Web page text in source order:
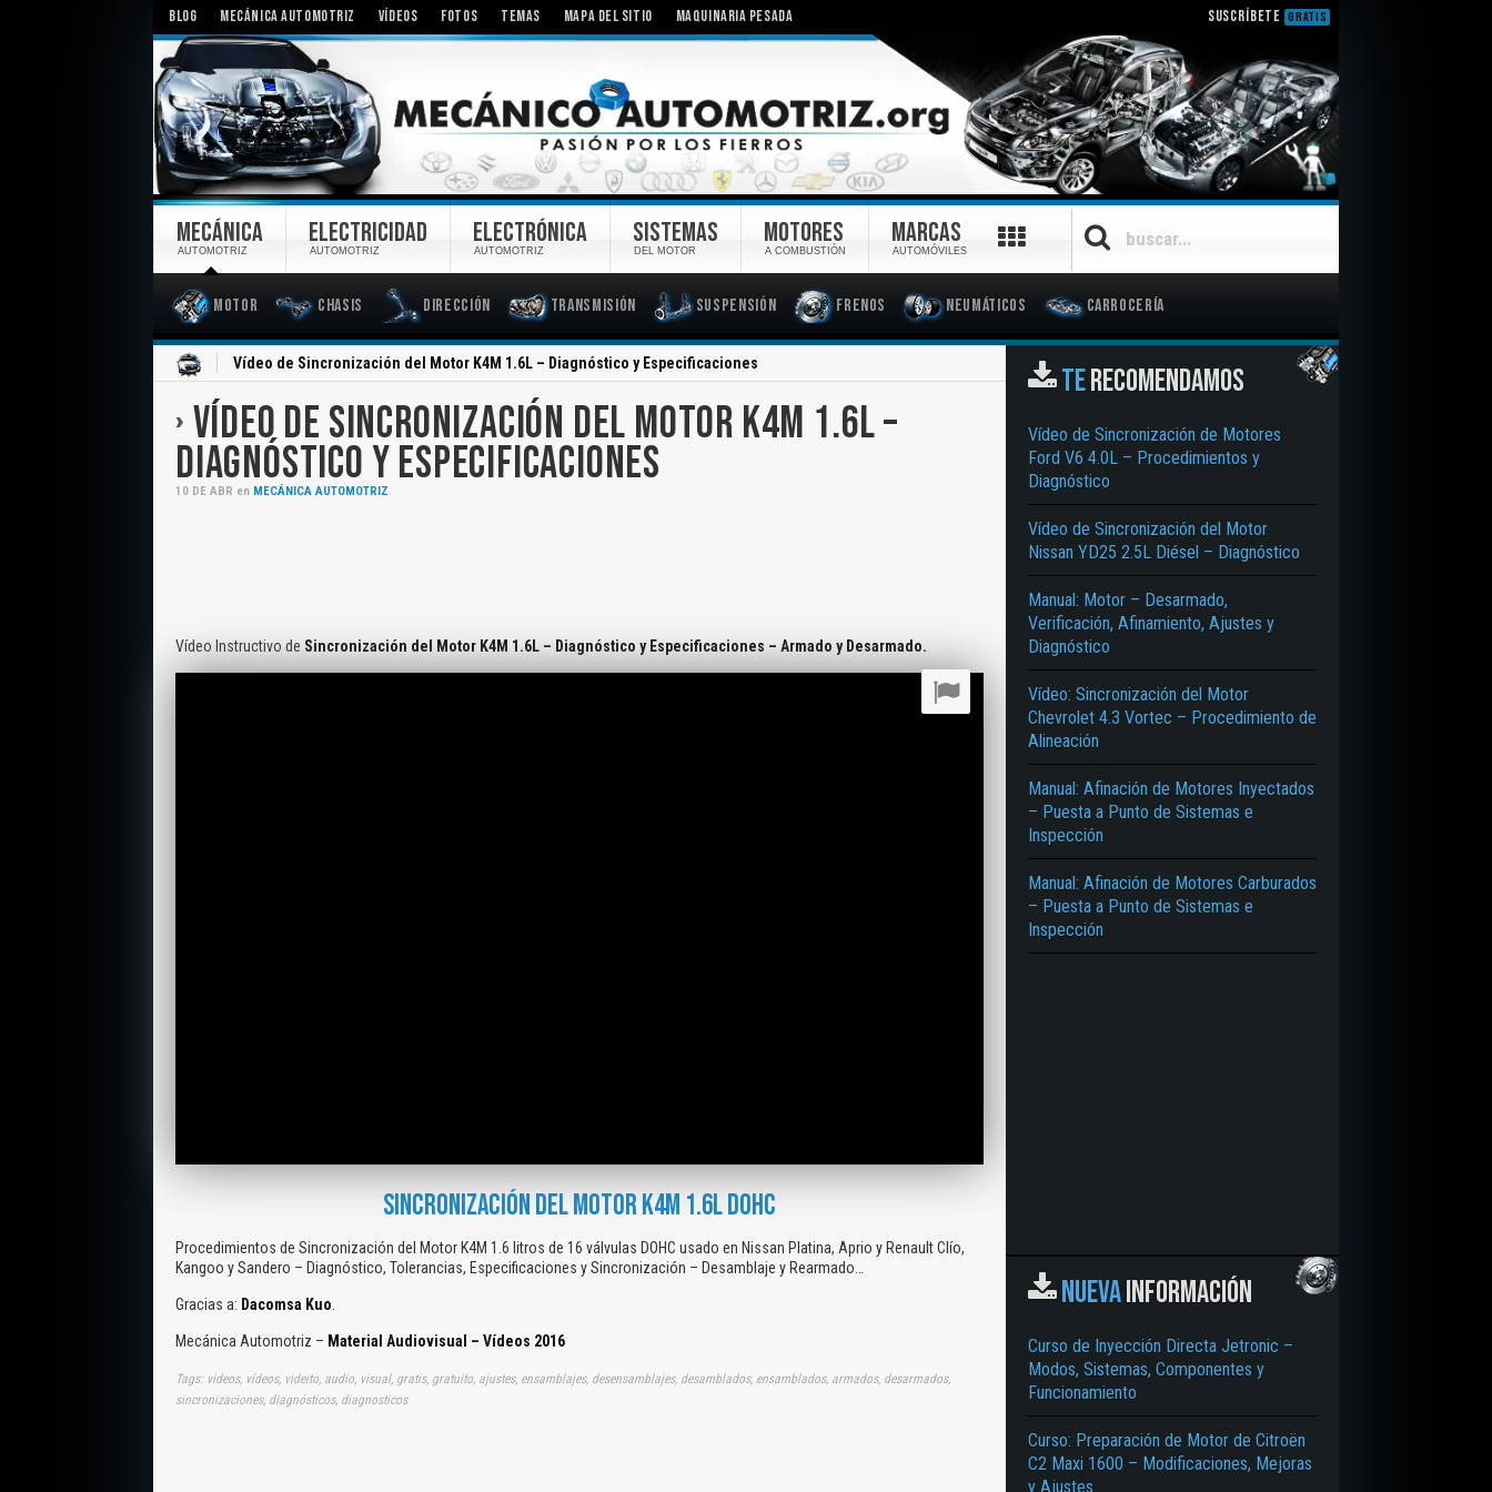
BLOG MECÁNICA AUTOMOTRIZ VÍDEOS FOTOS TEMAS MAPA DEL SITIO MAQUINARIA PESADA SUSCRÍBETE GRATIS
MECÁNICA
AUTOMOTRIZ
Motor Chasis Dirección Transmisión Suspensión Frenos Neumáticos Carrocería
ELECTRICIDAD
AUTOMOTRIZ
ELECTRÓNICA
AUTOMOTRIZ
SISTEMAS
DEL MOTOR
MOTORES
A COMBUSTIÓN
MARCAS
AUTOMÓVILES
Vídeo de Sincronización del Motor K4M 1.6L – Diagnóstico y Especificaciones
VÍDEO DE SINCRONIZACIÓN DEL MOTOR K4M 1.6L –
DIAGNÓSTICO Y ESPECIFICACIONES
10 DE ABR en MECÁNICA AUTOMOTRIZ
Vídeo Instructivo de Sincronización del Motor K4M 1.6L – Diagnóstico y Especificaciones – Armado y Desarmado.
SINCRONIZACIÓN DEL MOTOR K4M 1.6L DOHC
Procedimientos de Sincronización del Motor K4M 1.6 litros de 16 válvulas DOHC usado en Nissan Platina, Aprio y Renault Clío,
Kangoo y Sandero – Diagnóstico, Tolerancias, Especificaciones y Sincronización – Desamblaje y Rearmado…
Gracias a: Dacomsa Kuo.
Mecánica Automotriz – Material Audiovisual – Vídeos 2016
Tags: videos, vídeos, videito, audio, visual, gratis, gratuito, ajustes, ensamblajes, desensamblajes, desamblados, ensamblados, armados, desarmados,
sincronizaciones, diagnósticos, diagnosticos
TERECOMENDAMOS
Vídeo de Sincronización de Motores
Ford V6 4.0L – Procedimientos y
Diagnóstico
Vídeo de Sincronización del Motor
Nissan YD25 2.5L Diésel – Diagnóstico
Manual: Motor – Desarmado,
Verificación, Afinamiento, Ajustes y
Diagnóstico
Vídeo: Sincronización del Motor
Chevrolet 4.3 Vortec – Procedimiento de
Alineación
Manual: Afinación de Motores Inyectados
– Puesta a Punto de Sistemas e
Inspección
Manual: Afinación de Motores Carburados
– Puesta a Punto de Sistemas e
Inspección
NUEVAINFORMACIÓN
Curso de Inyección Directa Jetronic –
Modos, Sistemas, Componentes y
Funcionamiento
Curso: Preparación de Motor de Citroën
C2 Maxi 1600 – Modificaciones, Mejoras
y Ajustes